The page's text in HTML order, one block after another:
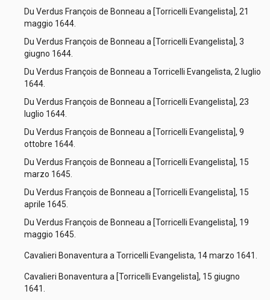
Du Verdus François de Bonneau a [Torricelli Evangelista], 21
maggio 1644.
Du Verdus François de Bonneau a [Torricelli Evangelista], 3
giugno 1644.
Du Verdus François de Bonneau a Torricelli Evangelista, 2 luglio
1644.
Du Verdus François de Bonneau a [Torricelli Evangelista], 23
luglio 1644.
Du Verdus François de Bonneau a [Torricelli Evangelista], 9
ottobre 1644.
Du Verdus François de Bonneau a [Torricelli Evangelista], 15
marzo 1645.
Du Verdus François de Bonneau a [Torricelli Evangelista], 15
aprile 1645.
Du Verdus François de Bonneau a [Torricelli Evangelista], 19
maggio 1645.
Cavalieri Bonaventura a Torricelli Evangelista, 14 marzo 1641.
Cavalieri Bonaventura a [Torricelli Evangelista], 15 giugno
1641.